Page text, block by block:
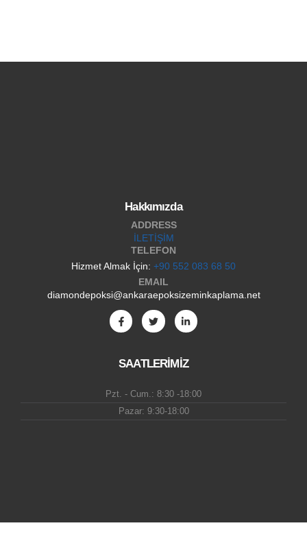
Hakkımızda
ADDRESS
İLETİŞİM
TELEFON
Hizmet Almak İçin: +90 552 083 68 50
EMAIL
diamondepoksi@ankaraepoksizeminkaplama.net
SAATLERİMİZ
Pzt. - Cum.: 8:30 -18:00
Pazar: 9:30-18:00